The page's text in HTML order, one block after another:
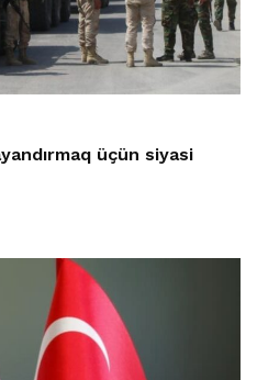
üçün siyasi